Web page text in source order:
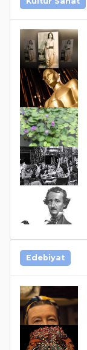
Edebiyat